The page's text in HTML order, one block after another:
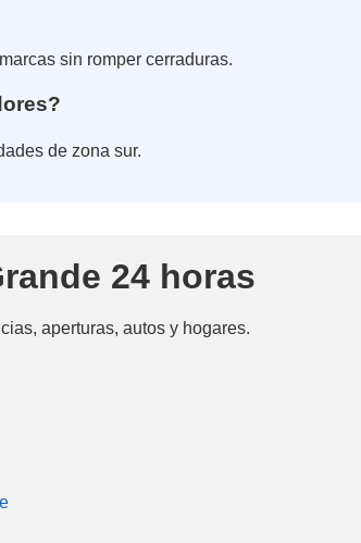
sin romper cerraduras.
de zona sur.
24 horas
aperturas, autos y hogares.